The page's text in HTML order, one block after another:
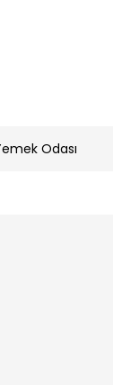
Odası